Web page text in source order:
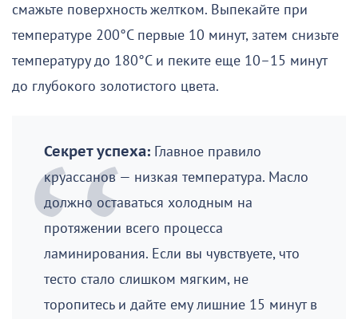
смажьте поверхность желтком. Выпекайте при
температуре 200°C первые 10 минут, затем снизьте
температуру до 180°C и пеките еще 10–15 минут
до глубокого золотистого цвета.
Секрет успеха: Главное правило
круассанов — низкая температура. Масло
должно оставаться холодным на
протяжении всего процесса
ламинирования. Если вы чувствуете, что
тесто стало слишком мягким, не
торопитесь и дайте ему лишние 15 минут в